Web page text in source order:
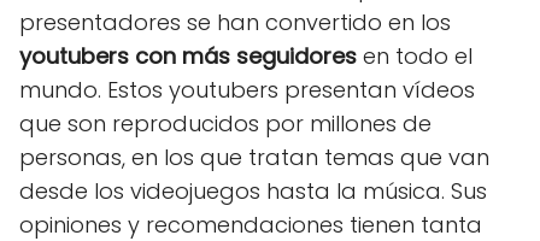
presentadores se han convertido en los
youtubers con más seguidores en todo el
mundo. Estos youtubers presentan vídeos
que son reproducidos por millones de
personas, en los que tratan temas que van
desde los videojuegos hasta la música. Sus
opiniones y recomendaciones tienen tanta